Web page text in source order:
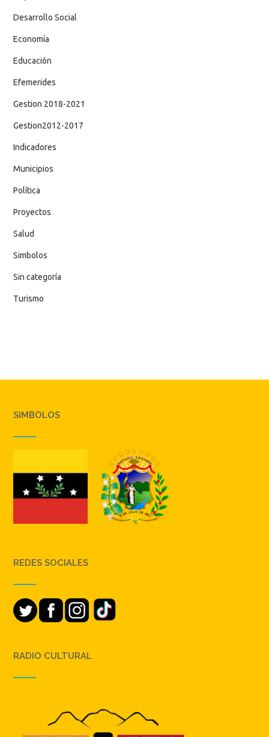
Desarrollo Social
Economía
Educación
Efemerides
Gestion 2018-2021
Gestion2012-2017
Indicadores
Municipios
Política
Proyectos
Salud
Simbolos
Sin categoría
Turismo
SIMBOLOS
REDES SOCIALES
RADIO CULTURAL